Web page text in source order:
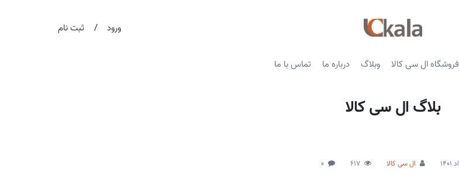
ورود / ثبت نام
فروشگاه ال سی کالا وبلاگ درباره ما تماس با ما
بلاگ ال سی کالا
ال سی کالا 617
0